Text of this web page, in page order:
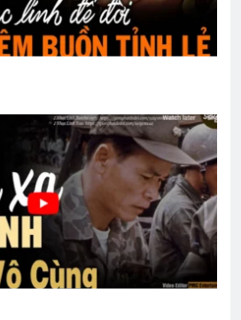
Hội Thảo ĐHĐ ĐHĐKVBTC
Ago
mừng
Ago